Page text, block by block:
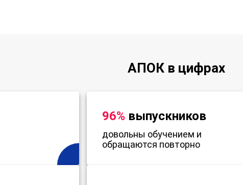
АПОК в цифрах
96% выпускников
довольны обучением и
обращаются повторно